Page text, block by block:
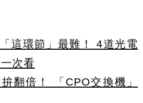
這環節」最難！ 4道光電
次看
翻倍！ 「CPO交換機」